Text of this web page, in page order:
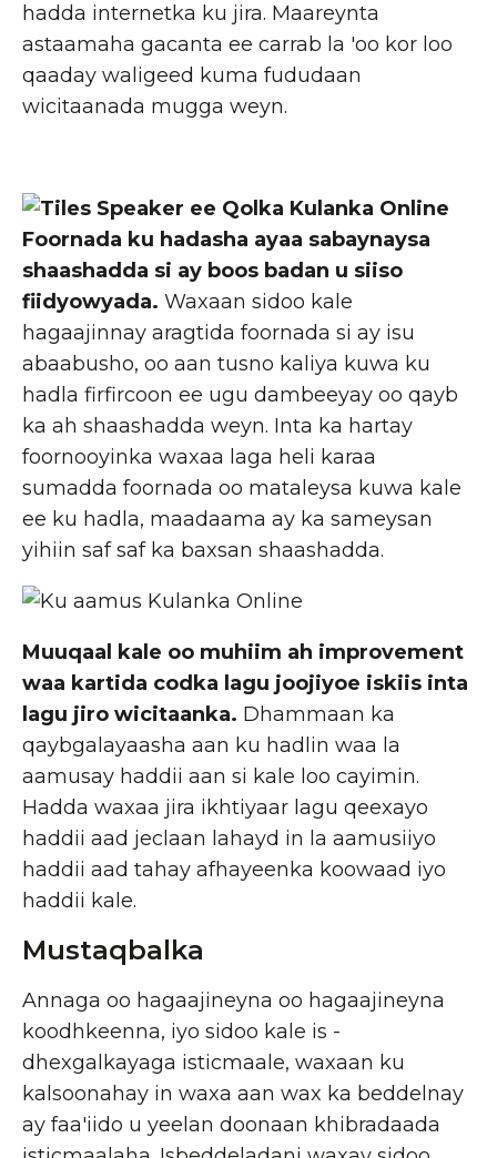
hadda internetka ku jira. Maareynta
astaamaha gacanta ee carrab la 'oo kor loo
qaaday waligeed kuma fududaan
wicitaanada mugga weyn.
Foornada ku hadasha ayaa sabaynaysa
shaashadda si ay boos badan u siiso
fiidyowyada. Waxaan sidoo kale
hagaajinnay aragtida foornada si ay isu
abaabusho, oo aan tusno kaliya kuwa ku
hadla firfircoon ee ugu dambeeyay oo qayb
ka ah shaashadda weyn. Inta ka hartay
foornooyinka waxaa laga heli karaa
sumadda foornada oo mataleysa kuwa kale
ee ku hadla, maadaama ay ka sameysan
yihiin saf saf ka baxsan shaashadda.
Muuqaal kale oo muhiim ah improvement
waa kartida codka lagu joojiyoe iskiis inta
lagu jiro wicitaanka. Dhammaan ka
qaybgalayaasha aan ku hadlin waa la
aamusay haddii aan si kale loo cayimin.
Hadda waxaa jira ikhtiyaar lagu qeexayo
haddii aad jeclaan lahayd in la aamusiiyo
haddii aad tahay afhayeenka koowaad iyo
haddii kale.
Mustaqbalka
Annaga oo hagaajineyna oo hagaajineyna
koodhkeenna, iyo sidoo kale is -
dhexgalkayaga isticmaale, waxaan ku
kalsoonahay in waxa aan wax ka beddelnay
ay faa'iido u yeelan doonaan khibradaada